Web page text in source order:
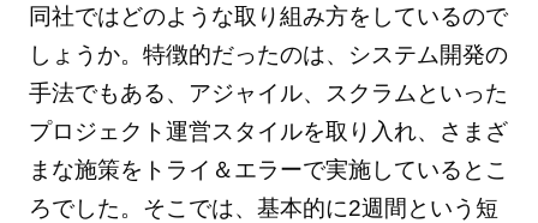
同社ではどのような取り組み方をしているので
しょうか。特徴的だったのは、システム開発の
手法でもある、アジャイル、スクラムといった
プロジェクト運営スタイルを取り入れ、さまざ
まな施策をトライ＆エラーで実施しているとこ
ろでした。そこでは、基本的に2週間という短